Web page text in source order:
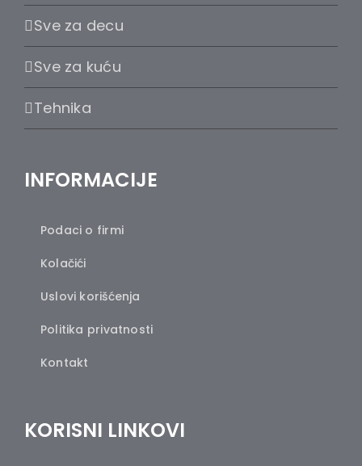
Sve za decu
Sve za kuću
Tehnika
INFORMACIJE
Podaci o firmi
Kolačići
Uslovi korišćenja
Politika privatnosti
Kontakt
KORISNI LINKOVI